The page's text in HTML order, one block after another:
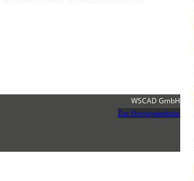
WSCAD GmbH
Zur Firmenwebsite